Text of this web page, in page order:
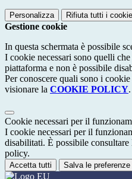
Personalizza Rifiuta tutti i
Gestione cookie
In questa schermata è possibile
I cookie necessari sono quelli
piattaforma e non è possibile
Per conoscere quali sono i
visionare la COOKIE POLICY.
Cookie necessari per il
I cookie necessari per il
disabilitati. È possibile
policy.
Accetta tutti Salva le preferenze